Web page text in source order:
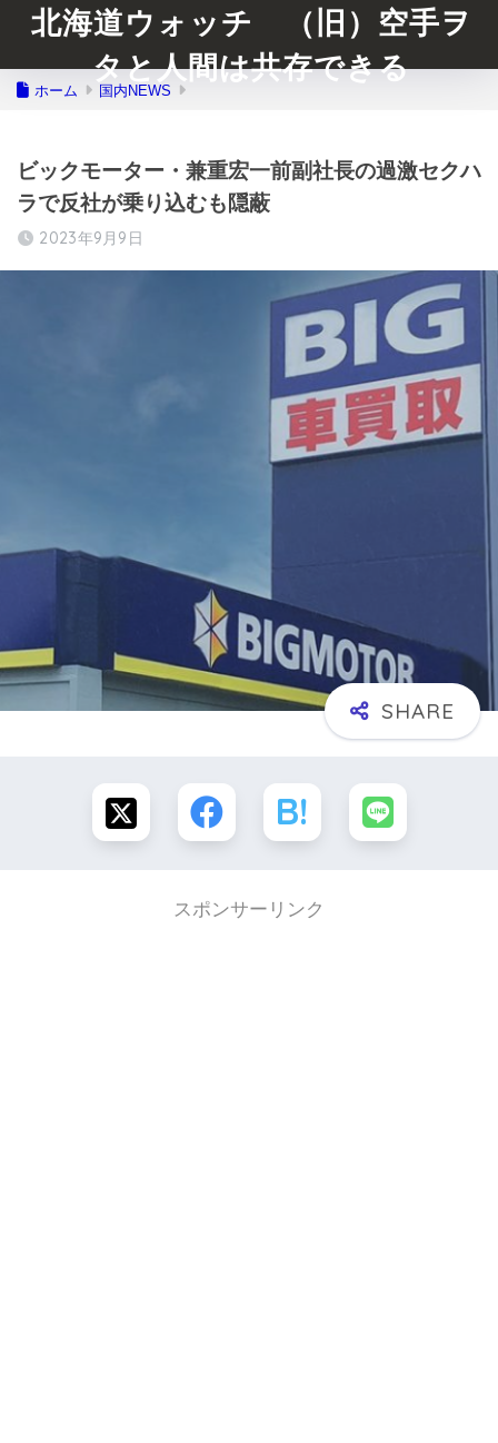
北海道ウォッチ （旧）空手ヲ
タと人間は共存できる
ホーム 国内NEWS
ビックモーター・兼重宏一前副社長の過激セクハ
ラで反社が乗り込むも隠蔽
2023年9月9日
スポンサーリンク